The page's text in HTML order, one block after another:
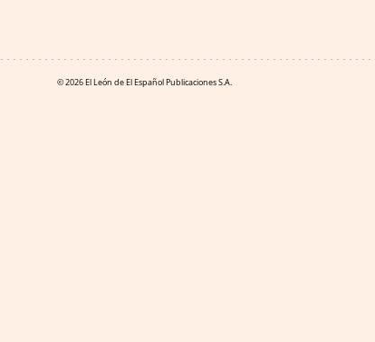
© 2026 El León de El Español Publicaciones S.A.